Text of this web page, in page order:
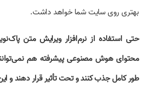
بهتری روی سایت شما خواهد داشت.
حتی استفاده از نرم‌افزار ویرایش متن
محتوای هوش مصنوعی پیشرفته هم
طور کامل جذب کنند و تحت تأثیر قرار دهند و این